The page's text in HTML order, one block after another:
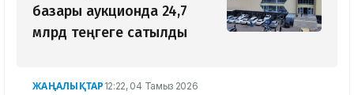
базары аукционда 24,7
млрд теңгеге сатылды
ЖАҢАЛЫҚТАР 12:22, 04 Тамыз 2026